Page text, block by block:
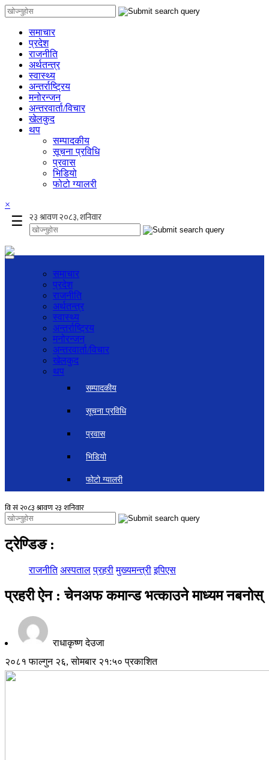
समाचार
प्रदेश
राजनीति
अर्थतन्त्र
स्वास्थ्य
अन्तर्राष्ट्रिय
मनोरन्जन
अन्तरवार्ता/विचार
खेलकुद
थप
सम्पादकीय
सूचना प्रविधि
प्रवास
भिडियो
फोटो ग्यालरी
×
☰
समाचार
प्रदेश
राजनीति
अर्थतन्त्र
स्वास्थ्य
अन्तर्राष्ट्रिय
मनोरन्जन
अन्तरवार्ता/विचार
खेलकुद
थप
सम्पादकीय
सूचना प्रविधि
प्रवास
भिडियो
फोटो ग्यालरी
ट्रेण्डिङ :
राजनीति अस्पताल प्रहरी मुख्यमन्त्री इपिएस
प्रहरी ऐन : चेनअफ कमान्ड भत्काउने माध्यम नबनोस्
राधाकृष्ण देउजा
२०८१ फाल्गुन २६, सोमबार २१:५० प्रकाशित